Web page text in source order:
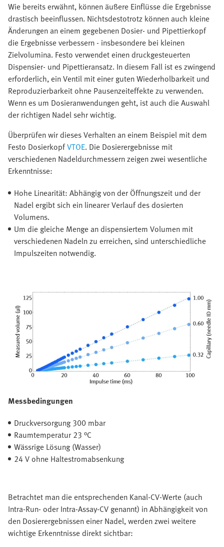
Wie bereits erwähnt, können äußere Einflüsse die Ergebnisse
drastisch beeinflussen. Nichtsdestotrotz können auch kleine
Änderungen an einem gegebenen Dosier- und Pipettierkopf
die Ergebnisse verbessern - insbesondere bei kleinen
Zielvolumina. Festo verwendet einen druckgesteuerten
Dispensier- und Pipettieransatz. In diesem Fall ist es zwingend
erforderlich, ein Ventil mit einer guten Wiederholbarkeit und
Reproduzierbarkeit ohne Pausenzeiteffekte zu verwenden.
Wenn es um Dosieranwendungen geht, ist auch die Auswahl
der richtigen Nadel sehr wichtig.
Überprüfen wir dieses Verhalten an einem Beispiel mit dem
Festo DosierkopfVTOE. Die Dosierergebnisse mit
verschiedenen Nadeldurchmessern zeigen zwei wesentliche
Erkenntnisse:
Hohe Linearität: Abhängig von der Öffnungszeit und der
Nadel ergibt sich ein linearer Verlauf des dosierten
Volumens.
Um die gleiche Menge an dispensiertem Volumen mit
verschiedenen Nadeln zu erreichen, sind unterschiedliche
Impulszeiten notwendig.
Messbedingungen
Druckversorgung 300 mbar
Raumtemperatur 23 °C
Wässrige Lösung (Wasser)
24 V ohne Haltestromabsenkung
Betrachtet man die entsprechenden Kanal-CV-Werte (auch
Intra-Run- oder Intra-Assay-CV genannt) in Abhängigkeit von
den Dosierergebnissen einer Nadel, werden zwei weitere
wichtige Erkenntnisse direkt sichtbar: